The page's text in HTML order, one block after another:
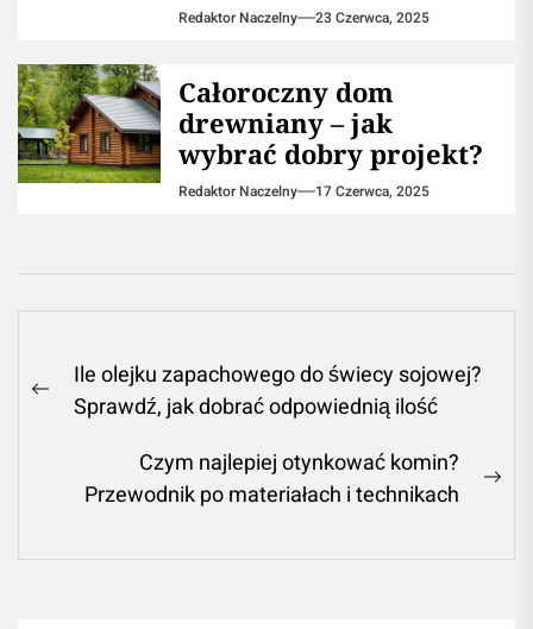
Redaktor Naczelny 23 Czerwca, 2025
Całoroczny dom
drewniany – jak
wybrać dobry projekt?
Redaktor Naczelny 17 Czerwca, 2025
Nawigacja
wpisu
Previous
Ile olejku zapachowego do świecy sojowej?
Sprawdź, jak dobrać odpowiednią ilość
Czym najlepiej otynkować komin?
Przewodnik po materiałach i technikach